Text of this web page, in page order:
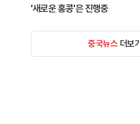
'새로운 홍콩'은 진행중
중국뉴스더보기